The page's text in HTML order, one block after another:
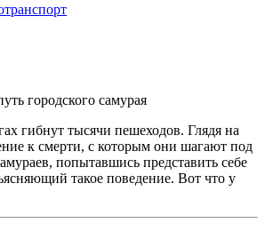
гибнут тысячи пешеходов. Глядя на
к смерти, с которым они шагают под
попытавшись представить себе
такое поведение. Вот что у